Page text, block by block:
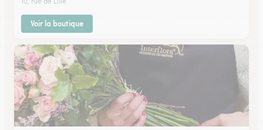
Voir la boutique